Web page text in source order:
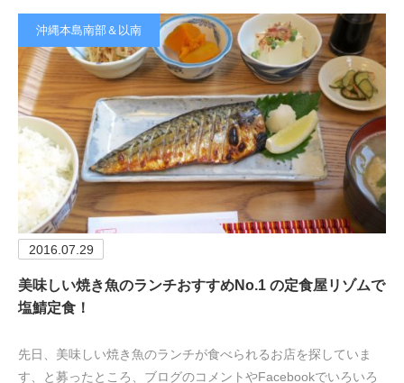
沖縄本島南部＆以南
2016.07.29
美味しい焼き魚のランチおすすめNo.1 の定食屋リゾムで
塩鯖定食！
先日、美味しい焼き魚のランチが食べられるお店を探していま
す、と募ったところ、ブログのコメントやFacebookでいろいろ